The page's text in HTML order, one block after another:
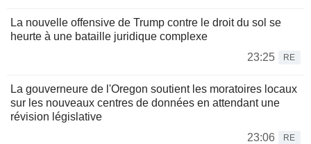
La nouvelle offensive de Trump contre le droit du sol se
heurte à une bataille juridique complexe
23:25
RE
La gouverneure de l'Oregon soutient les moratoires locaux
sur les nouveaux centres de données en attendant une
révision législative
23:06
RE